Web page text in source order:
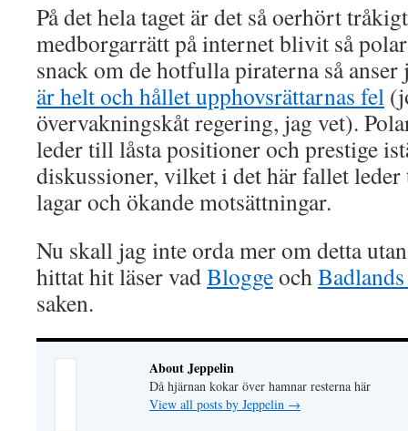
På det hela taget är det så oerhört
medborgarrätt på internet blivit så
snack om de hotfulla piraterna så
är helt och hållet upphovsrättarnas fel
övervakningskåt regering, jag vet).
leder till låsta positioner och prestige
diskussioner, vilket i det här fallet
lagar och ökande motsättningar.
Nu skall jag inte orda mer om detta
hittat hit läser vadBloggeoch
saken.
About Jeppelin
Då hjärnan kokar över hamnar resterna här
View all posts by Jeppelin →